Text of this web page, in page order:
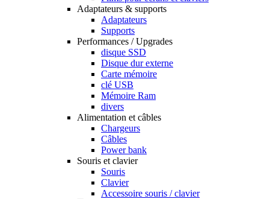
Adaptateurs & supports
Adaptateurs
Supports
Performances / Upgrades
disque SSD
Disque dur externe
Carte mémoire
clé USB
Mémoire Ram
divers
Alimentation et câbles
Chargeurs
Câbles
Power bank
Souris et clavier
Souris
Clavier
Accessoire souris / clavier